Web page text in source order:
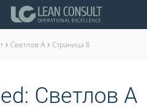
Светлов А Страница 8
Светлов А